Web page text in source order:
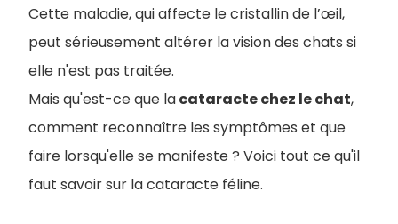
Cette maladie, qui affecte le cristallin de l’œil,
peut sérieusement altérer la vision des chats si
elle n'est pas traitée.
Mais qu'est-ce que lacataracte chez le chat,
comment reconnaître les symptômes et que
faire lorsqu'elle se manifeste ? Voici tout ce qu'il
faut savoir sur la cataracte féline.